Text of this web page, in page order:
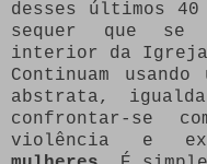
desses últimos 40
sequer que se
interior da
Continuam usando
abstrata,
confrontar-se
violência e